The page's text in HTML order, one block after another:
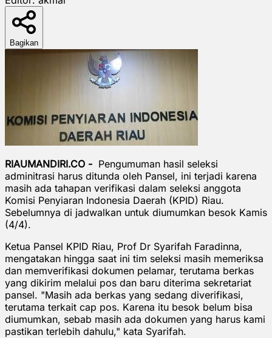
Bagikan
RIAUMANDIRI.CO - Pengumuman hasil seleksi
adminitrasi harus ditunda oleh Pansel, ini terjadi karena
masih ada tahapan verifikasi dalam seleksi anggota
Komisi Penyiaran Indonesia Daerah (KPID) Riau.
Sebelumnya di jadwalkan untuk diumumkan besok Kamis
(4/4).
Ketua Pansel KPID Riau, Prof Dr Syarifah Faradinna,
mengatakan hingga saat ini tim seleksi masih memeriksa
dan memverifikasi dokumen pelamar, terutama berkas
yang dikirim melalui pos dan baru diterima sekretariat
pansel. "Masih ada berkas yang sedang diverifikasi,
terutama terkait cap pos. Karena itu besok belum bisa
diumumkan, sebab masih ada dokumen yang harus kami
pastikan terlebih dahulu," kata Syarifah.